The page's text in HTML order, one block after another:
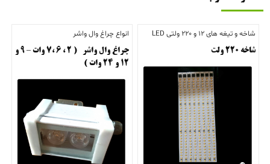
شاخه و تیغه های 12 و 220 ولتی LED
شاخه ۲۲۰ ولت
انواع چراغ وال واشر
چراغ وال واشر ( ۲ ، ۶ ،۷ وات – ۹ و
۱۲ و ۲۴ وات )